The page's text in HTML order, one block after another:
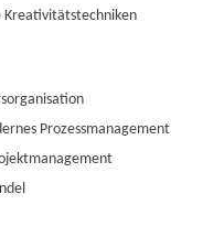
Kreativitätstechniken
Prozessmanagement